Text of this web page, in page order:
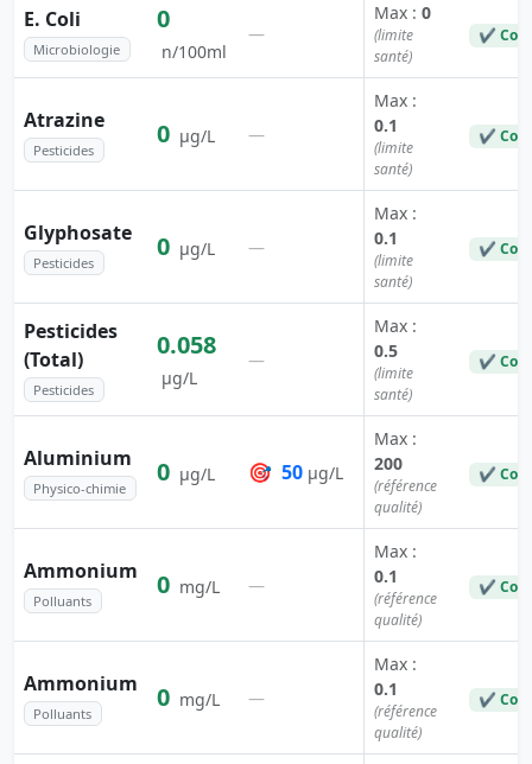
E. Coli
Microbiologie
0
n/100ml
—
Max : 0
(limite
santé)
✔
Atrazine
Pesticides
0 µg/L —
Max :
0.1
(limite
santé)
✔
Glyphosate
Pesticides
0 µg/L —
Max :
0.1
(limite
santé)
✔
Pesticides
(Total)
Pesticides
0.058
µg/L
—
Max :
0.5
(limite
santé)
✔
Aluminium
Physico-chimie
0 µg/L 🎯 50 µg/L
Max :
200
(référence
qualité)
✔
Ammonium
Polluants
0 mg/L —
Max :
0.1
(référence
qualité)
✔
Ammonium
Polluants
0 mg/L —
Max :
0.1
(référence
qualité)
✔